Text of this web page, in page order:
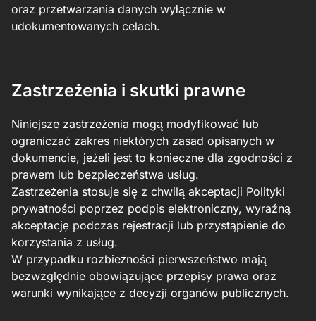
oraz przetwarzania danych wyłącznie w
udokumentowanych celach.
Zastrzeżenia i skutki prawne
Niniejsze zastrzeżenia mogą modyfikować lub
ograniczać zakres niektórych zasad opisanych w
dokumencie, jeżeli jest to konieczne dla zgodności z
prawem lub bezpieczeństwa usług.
Zastrzeżenia stosuje się z chwilą akceptacji Polityki
prywatności poprzez podpis elektroniczny, wyraźną
akceptację podczas rejestracji lub przystąpienie do
korzystania z usług.
W przypadku rozbieżności pierwszeństwo mają
bezwzględnie obowiązujące przepisy prawa oraz
warunki wynikające z decyzji organów publicznych.